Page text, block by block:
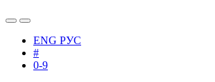
ENG РУС
#
0-9